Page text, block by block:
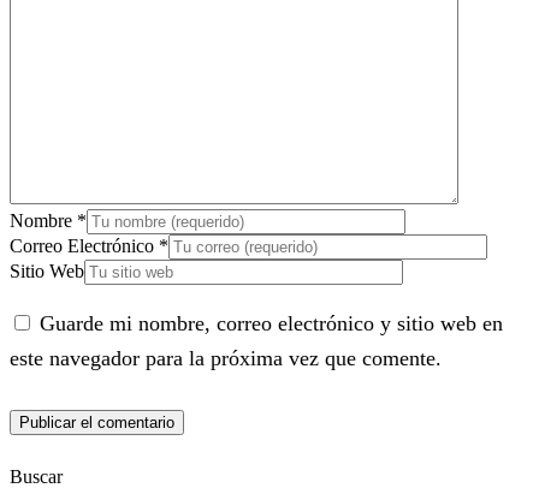
Nombre *
Correo Electrónico *
Sitio Web
Guarde mi nombre, correo electrónico y sitio web en
este navegador para la próxima vez que comente.
Buscar